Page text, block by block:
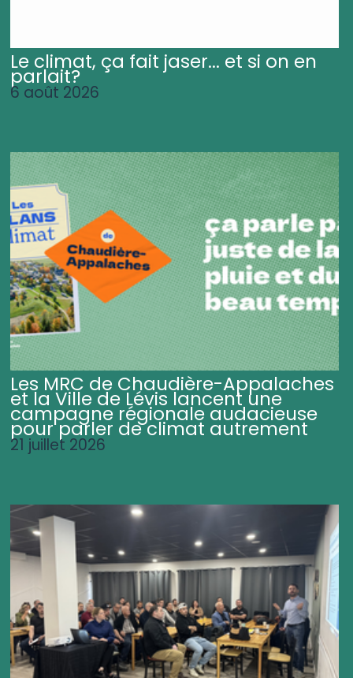
Le climat, ça fait jaser... et si on en
parlait?
6 août 2026
Les MRC de Chaudière-Appalaches
et la Ville de Lévis lancent une
campagne régionale audacieuse
pour parler de climat autrement
21 juillet 2026